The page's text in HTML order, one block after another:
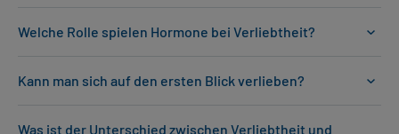
Welche Rolle spielen Hormone bei Verliebtheit?
Kann man sich auf den ersten Blick verlieben?
Was ist der Unterschied zwischen Verliebtheit und